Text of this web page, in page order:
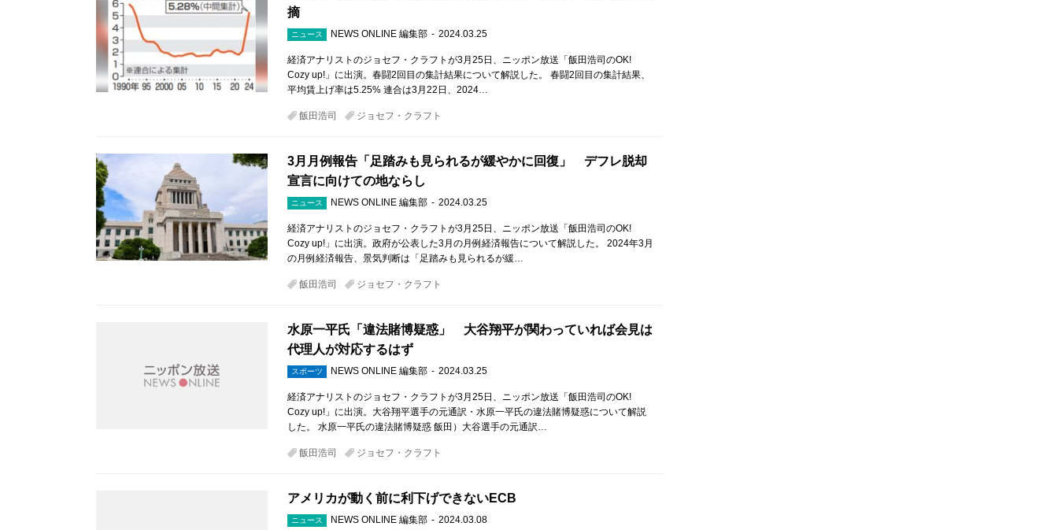
摘
ニュース NEWS ONLINE 編集部 2024.03.25
経済アナリストのジョセフ・クラフトが3月25日、ニッポン放送「飯田浩司のOK!
Cozy up!」に出演。春闘2回目の集計結果について解説した。 春闘2回目の集計結果、
平均賃上げ率は5.25% 連合は3月22日、2024…
飯田浩司 ジョセフ・クラフト
3月月例報告「足踏みも見られるが緩やかに回復」 デフレ脱却
宣言に向けての地ならし
ニュース NEWS ONLINE 編集部 2024.03.25
経済アナリストのジョセフ・クラフトが3月25日、ニッポン放送「飯田浩司のOK!
Cozy up!」に出演。政府が公表した3月の月例経済報告について解説した。 2024年3月
の月例経済報告、景気判断は「足踏みも見られるが緩…
飯田浩司 ジョセフ・クラフト
水原一平氏「違法賭博疑惑」 大谷翔平が関わっていれば会見は
代理人が対応するはず
スポーツ NEWS ONLINE 編集部 2024.03.25
経済アナリストのジョセフ・クラフトが3月25日、ニッポン放送「飯田浩司のOK!
Cozy up!」に出演。大谷翔平選手の元通訳・水原一平氏の違法賭博疑惑について解説
した。 水原一平氏の違法賭博疑惑 飯田）大谷選手の元通訳…
飯田浩司 ジョセフ・クラフト
アメリカが動く前に利下げできないECB
ニュース NEWS ONLINE 編集部 2024.03.08